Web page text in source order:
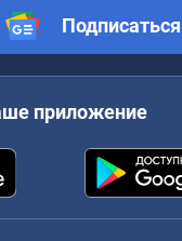
Подписаться
приложение